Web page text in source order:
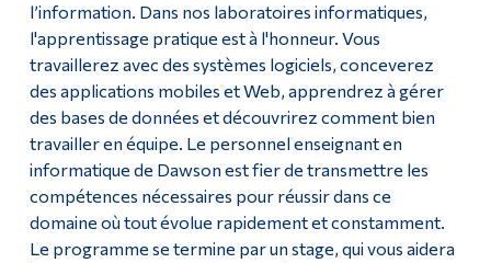
l’information. Dans nos laboratoires informatiques,
l'apprentissage pratique est à l'honneur. Vous
travaillerez avec des systèmes logiciels, conceverez
des applications mobiles et Web, apprendrez à gérer
des bases de données et découvrirez comment bien
travailler en équipe. Le personnel enseignant en
informatique de Dawson est fier de transmettre les
compétences nécessaires pour réussir dans ce
domaine où tout évolue rapidement et constamment.
Le programme se termine par un stage, qui vous aidera